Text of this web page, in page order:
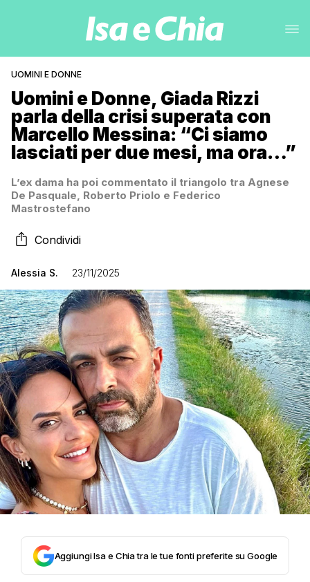
UOMINI E DONNE
Uomini e Donne, Giada Rizzi
parla della crisi superata con
Marcello Messina: “Ci siamo
lasciati per due mesi, ma ora…”
L’ex dama ha poi commentato il triangolo tra Agnese
De Pasquale, Roberto Priolo e Federico
Mastrostefano
Condividi
Alessia S. 23/11/2025
Aggiungi Isa e Chia tra le tue fonti preferite su Google